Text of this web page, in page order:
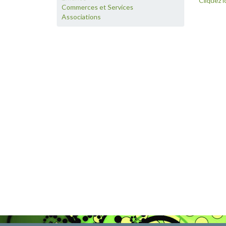
Commerces et Services
Associations